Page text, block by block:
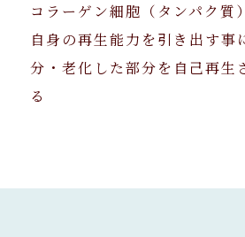
コラーゲン細胞（タンパク質
自身の再生能力を引き出す事
分・老化した部分を自己再生
る